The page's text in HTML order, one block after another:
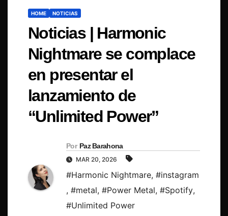
HOME NOTICIAS
Noticias | Harmonic
Nightmare se complace
en presentar el
lanzamiento de
“Unlimited Power”
Por Paz Barahona
MAR 20, 2026
#Harmonic Nightmare, #instagram
, #metal, #Power Metal, #Spotify,
#Unlimited Power